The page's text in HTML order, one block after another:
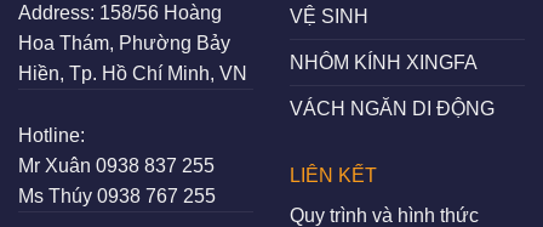
Address: 158/56 Hoàng
Hoa Thám, Phường Bảy
Hiền, Tp. Hồ Chí Minh, VN
Hotline:
Mr Xuân 0938 837 255
Ms Thúy 0938 767 255
VỆ SINH
NHÔM KÍNH XINGFA
VÁCH NGĂN DI ĐỘNG
LIÊN KẾT
Quy trình và hình thức